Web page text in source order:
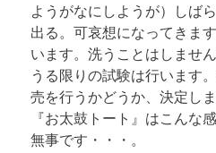
ようがなにしようが）しば
出る。可哀想になってきま
います。洗うことはしませ
うる限りの試験は行います
売を行うかどうか、決定し
『お太鼓トート』はこんな
無事です・・・。